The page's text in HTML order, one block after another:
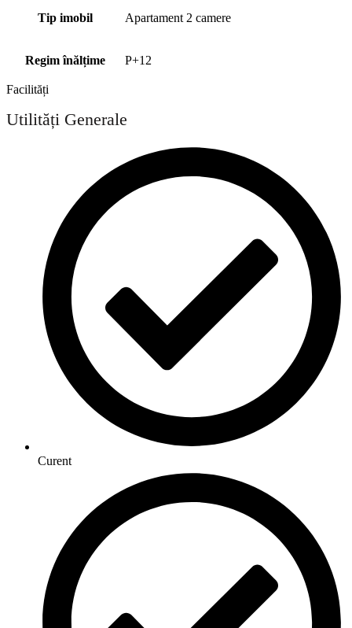
Tip imobil Apartament 2 camere
Regim înălțime P+12
Facilități
Utilități Generale
Curent